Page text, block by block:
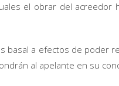
el obrar del
basal a efectos de poder
al apelante en su